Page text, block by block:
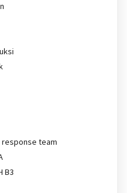
team
B3